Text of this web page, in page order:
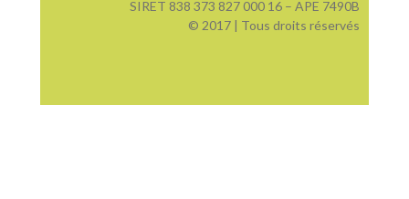
SIRET 838 373 827 000 16 – APE 7490B
© 2017 | Tous droits réservés